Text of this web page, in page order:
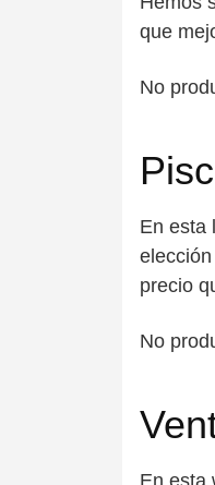
que
No
En esta
precio
No
En esta